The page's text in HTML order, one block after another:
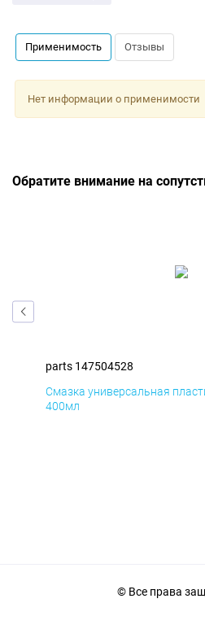
Применимость Отзывы
Нет информации о применимости
Обратите внимание на
parts 147504528
Смазка универсальная
400мл
© Все права